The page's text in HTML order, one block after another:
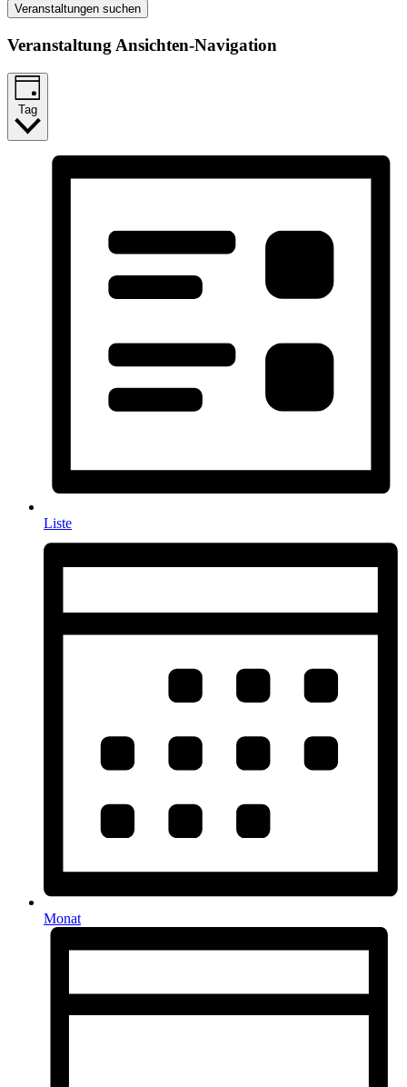
Veranstaltungen suchen
Veranstaltung Ansichten-Navigation
Tag
Liste
Monat